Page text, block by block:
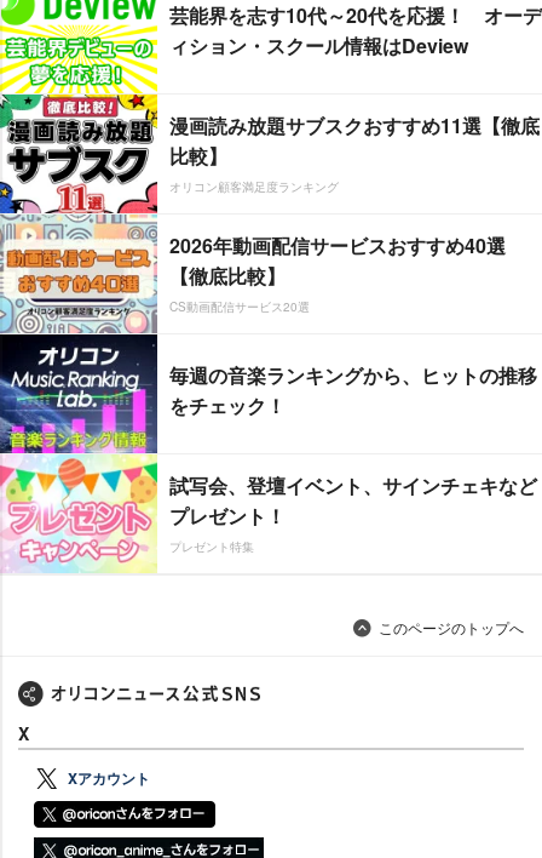
芸能界を志す10代～20代を応援！ オーデ
ィション・スクール情報はDeview
漫画読み放題サブスクおすすめ11選【徹底
比較】
オリコン顧客満足度ランキング
2026年動画配信サービスおすすめ40選
【徹底比較】
CS動画配信サービス20選
毎週の音楽ランキングから、ヒットの推移
をチェック！
試写会、登壇イベント、サインチェキなど
プレゼント！
プレゼント特集
このページのトップへ
X
Xアカウント